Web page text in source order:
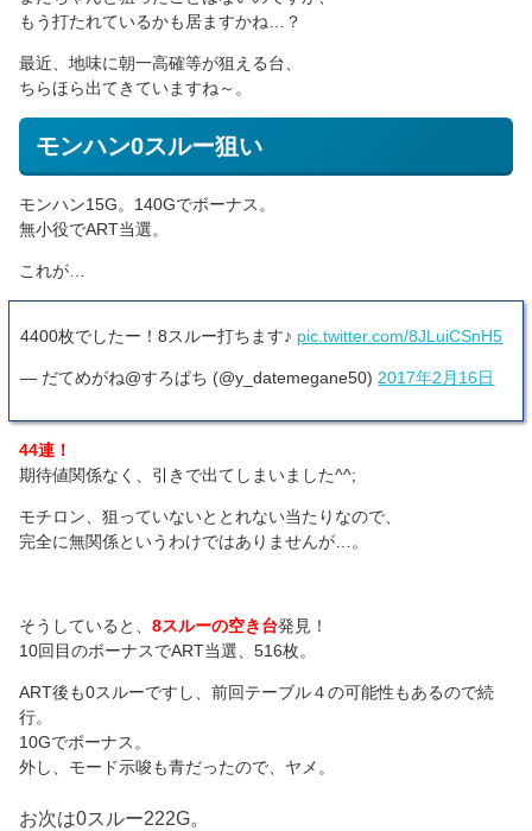
もう打たれているかも居ますかね…？
最近、地味に朝一高確等が狙える台、
ちらほら出てきていますね～。
モンハン0スルー狙い
モンハン15G。140Gでボーナス。
無小役でART当選。
これが…
4400枚でしたー！8スルー打ちます♪ pic.twitter.com/8JLuiCSnH5
— だてめがね@すろぱち (@y_datemegane50) 2017年2月16日
44連！
期待値関係なく、引きで出てしまいました^^;
モチロン、狙っていないととれない当たりなので、
完全に無関係というわけではありませんが…。
そうしていると、8スルーの空き台発見！
10回目のボーナスでART当選、516枚。
ART後も0スルーですし、前回テーブル４の可能性もあるので続
行。
10Gでボーナス。
外し、モード示唆も青だったので、ヤメ。
お次は0スルー222G。